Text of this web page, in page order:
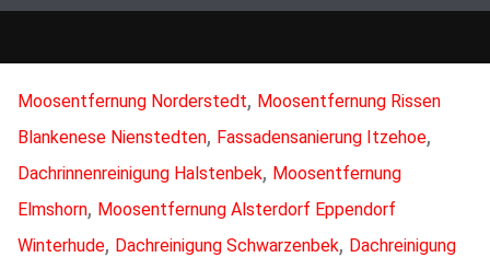
Moosentfernung Norderstedt, Moosentfernung Rissen
Blankenese Nienstedten, Fassadensanierung Itzehoe,
Dachrinnenreinigung Halstenbek, Moosentfernung
Elmshorn, Moosentfernung Alsterdorf Eppendorf
Winterhude, Dachreinigung Schwarzenbek, Dachreinigung